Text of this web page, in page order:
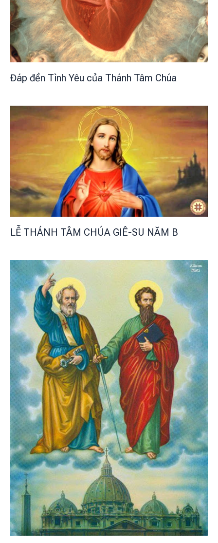
Đáp đền Tình Yêu của Thánh Tâm Chúa
LỄ THÁNH TÂM CHÚA GIÊ-SU NĂM B